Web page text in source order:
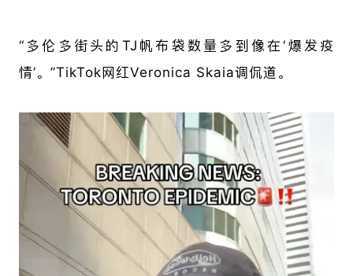
“多伦多街头的TJ帆布袋数量多到像在‘爆发疫
情’。”TikTok网红Veronica Skaia调侃道。